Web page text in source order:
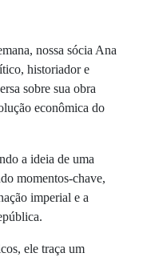
nossa sócia Ana
historiador e
sobre sua obra
econômica do
a ideia de uma
momentos-chave,
imperial e a
ele traça um